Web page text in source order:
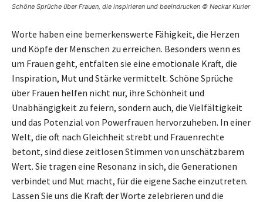
Schöne Sprüche über Frauen, die inspirieren und beeindrucken © Neckar Kurier
Worte haben eine bemerkenswerte Fähigkeit, die Herzen
und Köpfe der Menschen zu erreichen. Besonders wenn es
um Frauen geht, entfalten sie eine emotionale Kraft, die
Inspiration, Mut und Stärke vermittelt. Schöne Sprüche
über Frauen helfen nicht nur, ihre Schönheit und
Unabhängigkeit zu feiern, sondern auch, die Vielfältigkeit
und das Potenzial von Powerfrauen hervorzuheben. In einer
Welt, die oft nach Gleichheit strebt und Frauenrechte
betont, sind diese zeitlosen Stimmen von unschätzbarem
Wert. Sie tragen eine Resonanz in sich, die Generationen
verbindet und Mut macht, für die eigene Sache einzutreten.
Lassen Sie uns die Kraft der Worte zelebrieren und die